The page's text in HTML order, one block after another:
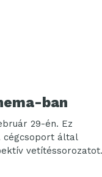
ban
29-én. Ez
cégcsoport által
vetítéssorozatot